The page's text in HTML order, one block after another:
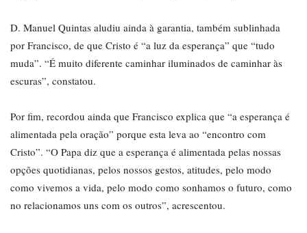
D. Manuel Quintas aludiu ainda à garantia, também sublinhada
por Francisco, de que Cristo é “a luz da esperança” que “tudo
muda”. “É muito diferente caminhar iluminados de caminhar às
escuras”, constatou.
Por fim, recordou ainda que Francisco explica que “a esperança é
alimentada pela oração” porque esta leva ao “encontro com
Cristo”. “O Papa diz que a esperança é alimentada pelas nossas
opções quotidianas, pelos nossos gestos, atitudes, pelo modo
como vivemos a vida, pelo modo como sonhamos o futuro, como
no relacionamos uns com os outros”, acrescentou.